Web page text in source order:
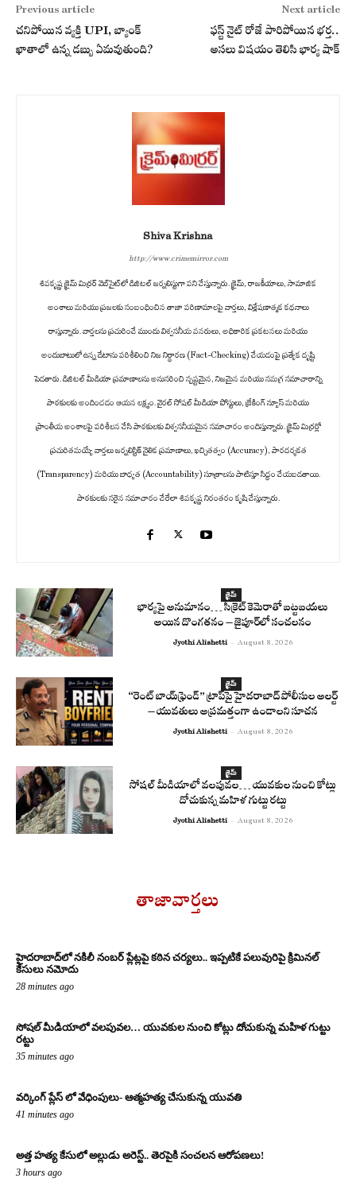
Previous article
చనిపోయిన వ్యక్తి UPI, బ్యాంక్
ఖాతాలో ఉన్న డబ్బు ఏమవుతుంది?
Next article
ఫస్ట్ నైట్ రోజే పారిపోయిన భర్త..
అసలు విషయం తెలిసి భార్య షాక్
Shiva Krishna
http://www.crimemirror.com
శివకృష్ణ క్రైమ్ మిర్రర్ వెబ్‌సైట్‌లో డిజిటల్ జర్నలిస్టుగా పని చేస్తున్నారు. క్రైమ్, రాజకీయాలు, సామాజిక
అంశాలు మరియు ప్రజలకు సంబంధించిన తాజా పరిణామాలపై వార్తలు, విశ్లేషణాత్మక కథనాలు
రాస్తున్నారు. వార్తలను ప్రచురించే ముందు విశ్వసనీయ వనరులు, అధికారిక ప్రకటనలు మరియు
అందుబాటులో ఉన్న డేటాను పరిశీలించి నిజ నిర్ధారణ (Fact-Checking) చేయడంపై ప్రత్యేక దృష్టి
పెడతారు. డిజిటల్ మీడియా ప్రమాణాలను అనుసరించి స్పష్టమైన, నిజమైన మరియు సమగ్ర సమాచారాన్ని
పాఠకులకు అందించడం ఆయన లక్ష్యం. వైరల్ సోషల్ మీడియా పోస్టులు, బ్రేకింగ్ న్యూస్ మరియు
ప్రాంతీయ అంశాలపై పరిశీలన చేసి పాఠకులకు విశ్వసనీయమైన సమాచారం అందిస్తున్నారు. క్రైమ్ మిర్రర్లో
ప్రచురితమయ్యే వార్తలు జర్నలిస్టిక్ నైతిక ప్రమాణాలు, ఖచ్చితత్వం (Accuracy), పారదర్శకత
(Transparency) మరియు బాధ్యత (Accountability) సూత్రాలను పాటిస్తూ సిద్ధం చేయబడతాయి.
పాఠకులకు సరైన సమాచారం చేరేలా శివకృష్ణ నిరంతరం కృషి చేస్తున్నారు.
క్రైమ్
భార్యపై అనుమానం… సీక్రెట్ కెమెరాతో బట్టబయలు
అయిన దొంగతనం – జైపూర్‌లో సంచలనం
Jyothi Alishetti - August 8, 2026
క్రైమ్
“రెంట్ బాయ్‌ఫ్రెండ్” ట్రాప్‌పై హైదరాబాద్ పోలీసుల అలర్ట్
– యువతులు అప్రమత్తంగా ఉండాలని సూచన
Jyothi Alishetti - August 8, 2026
క్రైమ్
సోషల్ మీడియాలో వలపువల… యువకుల నుంచి కోట్లు
దోచుకున్న మహిళ గుట్టు రట్టు
Jyothi Alishetti - August 8, 2026
తాజావార్తలు
హైదరాబాద్‌లో నకిలీ నంబర్ ప్లేట్లపై కఠిన చర్యలు.. ఇప్పటికే పలువురిపై క్రిమినల్
కేసులు నమోదు
28 minutes ago
సోషల్ మీడియాలో వలపువల… యువకుల నుంచి కోట్లు దోచుకున్న మహిళ గుట్టు
రట్టు
35 minutes ago
వర్కింగ్ ప్లేస్ లో వేధింపులు- ఆత్మహత్య చేసుకున్న యువతి
41 minutes ago
అత్త హత్య కేసులో అల్లుడు అరెస్ట్.. తెరపైకి సంచలన ఆరోపణలు!
3 hours ago